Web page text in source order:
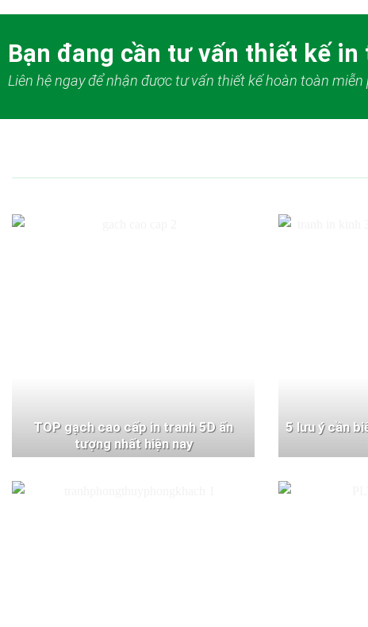
Bạn đang cần tư vấn thiết kế in
Liên hệ ngay để nhận được tư vấn thiết kế hoàn toàn miễn
TOP gạch cao cấp in tranh 5D ấn
tượng nhất hiện nay
5 lưu ý cần